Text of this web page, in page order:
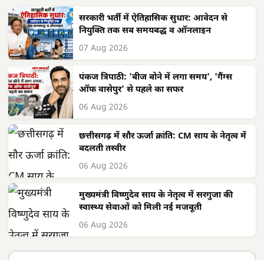
सरकारी भर्ती में ऐतिहासिक सुधार: आवेदन से
नियुक्ति तक सब समयबद्ध व ऑनलाइन
07 Aug 2026
पंकज त्रिपाठी: 'बीज बोने में लगा समय', 'गैंग्स
ऑफ वासेपुर' से पहले का सफर
06 Aug 2026
छत्तीसगढ़ में सौर ऊर्जा क्रांति: CM साय के नेतृत्व में
बदलती तस्वीर
06 Aug 2026
मुख्यमंत्री विष्णुदेव साय के नेतृत्व में सरगुजा की
स्वास्थ्य सेवाओं को मिली नई मजबूती
06 Aug 2026